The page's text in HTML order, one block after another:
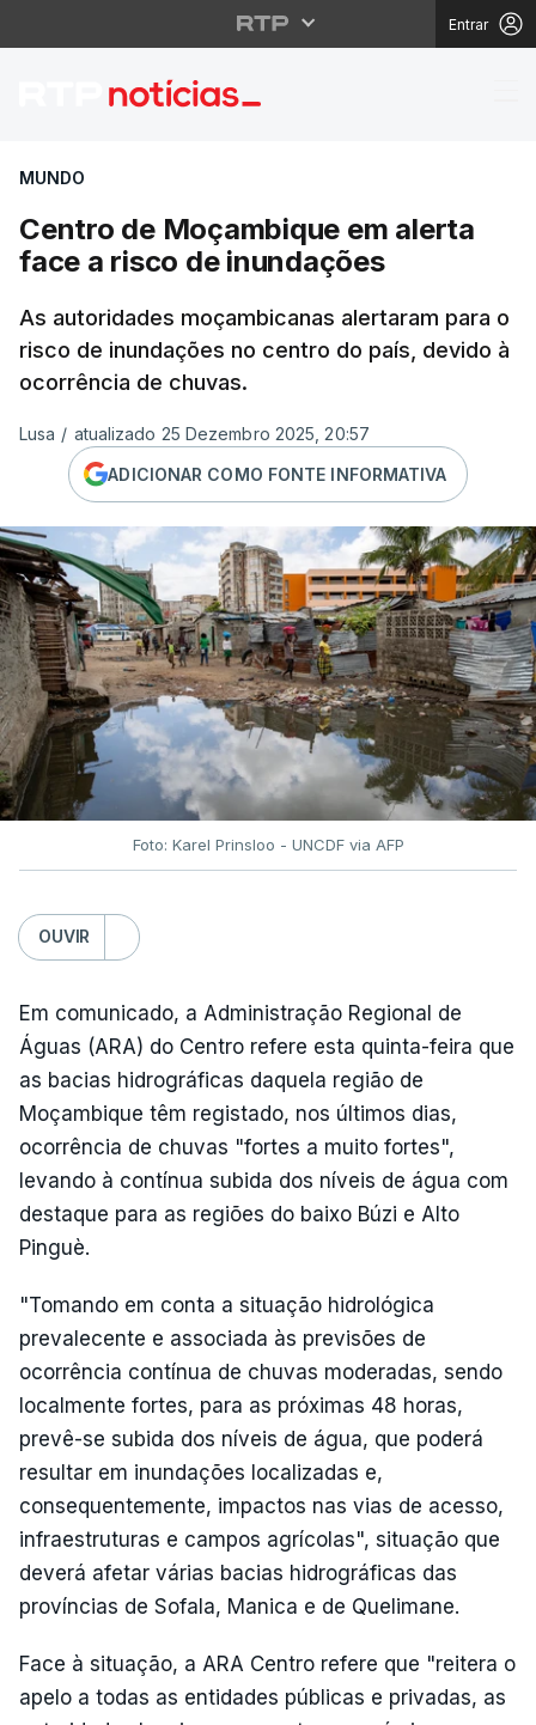
Entrar
Centro de
MUNDO
Centro de Moçambique em alerta
face a risco de inundações
As autoridades moçambicanas alertaram para o
risco de inundações no centro do país, devido à
ocorrência de chuvas.
Lusa / atualizado 25 Dezembro 2025, 20:57
ADICIONAR COMO FONTE INFORMATIVA
Foto: Karel Prinsloo - UNCDF via AFP
OUVIR
Em comunicado, a Administração Regional de
Águas (ARA) do Centro refere esta quinta-feira que
as bacias hidrográficas daquela região de
Moçambique têm registado, nos últimos dias,
ocorrência de chuvas "fortes a muito fortes",
levando à contínua subida dos níveis de água com
destaque para as regiões do baixo Búzi e Alto
Pinguè.
"Tomando em conta a situação hidrológica
prevalecente e associada às previsões de
ocorrência contínua de chuvas moderadas, sendo
localmente fortes, para as próximas 48 horas,
prevê-se subida dos níveis de água, que poderá
resultar em inundações localizadas e,
consequentemente, impactos nas vias de acesso,
infraestruturas e campos agrícolas", situação que
deverá afetar várias bacias hidrográficas das
províncias de Sofala, Manica e de Quelimane.
Face à situação, a ARA Centro refere que "reitera o
apelo a todas as entidades públicas e privadas, as